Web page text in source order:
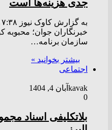
جدی هزینه‌ها است
خبرنگاران جوان؛
سازمان برنامه…
بیشتر بخوانید »
اجتماعی
kavak آبان 4, 1404
0
بلاتکلیفی اسناد